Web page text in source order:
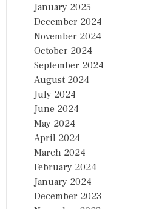
January 2025
December 2024
November 2024
October 2024
September 2024
August 2024
July 2024
June 2024
May 2024
April 2024
March 2024
February 2024
January 2024
December 2023